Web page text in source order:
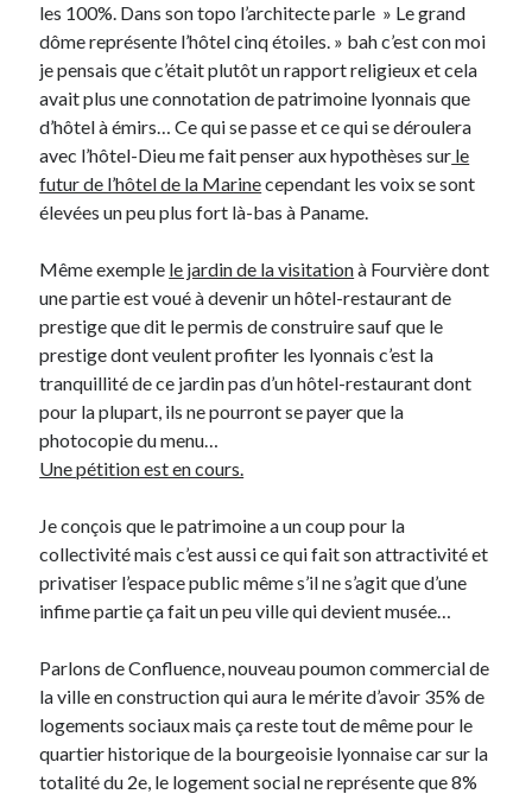
Geek
Green
Humeur
Lectures
Lyon
Lyon à Livre Ouvert
Mini-monsieur
Non classé
Patchwork
Photos
Post inutile
Proust
Sons
Sorties cuculturelles
Tavukoi
Vidéos
les 100%. Dans son topo l’architecte parle » Le grand
dôme représente l’hôtel cinq étoiles. » bah c’est con moi
je pensais que c’était plutôt un rapport religieux et cela
avait plus une connotation de patrimoine lyonnais que
d’hôtel à émirs… Ce qui se passe et ce qui se déroulera
avec l’hôtel-Dieu me fait penser aux hypothèses sur le
futur de l’hôtel de la Marinecependant les voix se sont
élevées un peu plus fort là-bas à Paname.
Même exemple le jardin de la visitationà Fourvière dont
une partie est voué à devenir un hôtel-restaurant de
prestige que dit le permis de construire sauf que le
prestige dont veulent profiter les lyonnais c’est la
tranquillité de ce jardin pas d’un hôtel-restaurant dont
pour la plupart, ils ne pourront se payer que la
photocopie du menu…
Une pétition est en cours.
Je conçois que le patrimoine a un coup pour la
collectivité mais c’est aussi ce qui fait son attractivité et
privatiser l’espace public même s’il ne s’agit que d’une
infime partie ça fait un peu ville qui devient musée…
Parlons de Confluence, nouveau poumon commercial de
la ville en construction qui aura le mérite d’avoir 35% de
logements sociaux mais ça reste tout de même pour le
quartier historique de la bourgeoisie lyonnaise car sur la
totalité du 2e, le logement social ne représente que 8%